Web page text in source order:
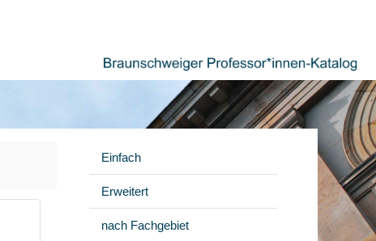
Einfach
Erweitert
nach Fachgebiet